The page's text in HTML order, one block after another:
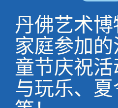
丹佛艺术
家庭参加
童节庆祝
与玩乐、